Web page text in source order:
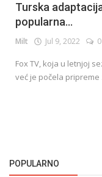
Register
Turska
popularna...
Milt Jul 9, 2022 0
Fox TV, koja u letnjoj
već je počela
POPULARNO